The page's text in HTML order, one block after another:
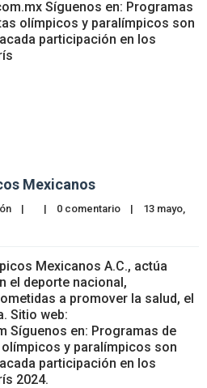
Síguenos en: Programas
olímpicos y paralímpicos son
participación en los
Mexicanos
| | 0 comentario |
13 mayo,
Mexicanos A.C., actúa
el deporte nacional,
a promover la salud, el
Sitio web:
Síguenos en: Programas de
y paralímpicos son
participación en los
2024.